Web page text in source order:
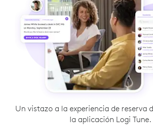
Un vistazo a la experiencia de reserva
la aplicación Logi Tune.